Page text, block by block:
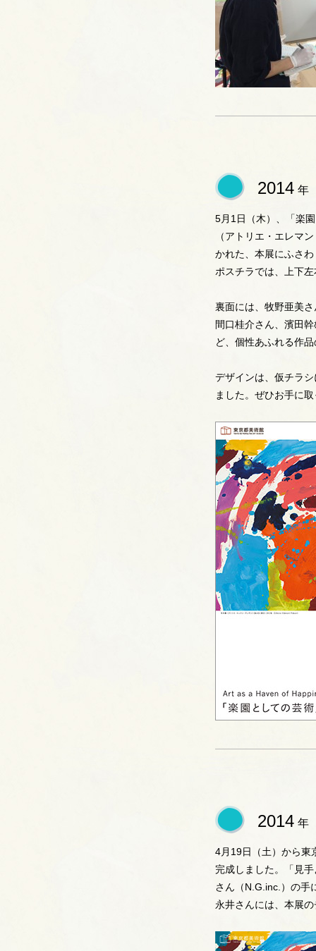
2014 年
5月1日（木）、「楽
（アトリエ・エレマ
かれた、本展にふさ
ポスチラでは、上下
裏面には、牧野亜美
間口桂介さん、濱田
ど、個性あふれる作
デザインは、仮チラ
ました。ぜひお手に
2014 年
4月19日（土）から東
完成しました。「見
さん（N.G.inc.）の手
永井さんには、本展